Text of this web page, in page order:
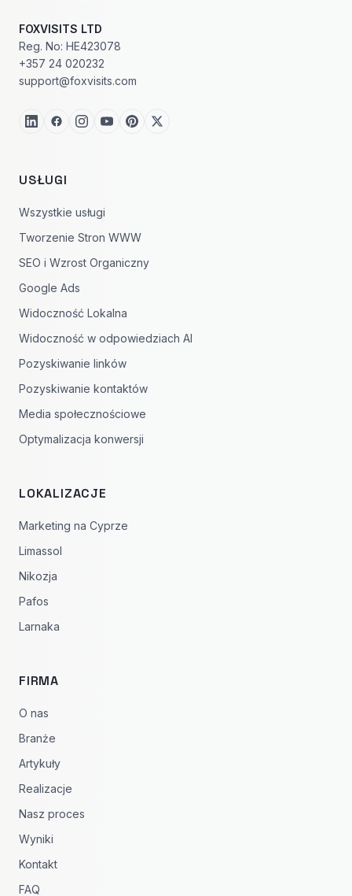
FOXVISITS LTD
Reg. No: HE423078
+357 24 020232
support@foxvisits.com
USŁUGI
Wszystkie usługi
Tworzenie Stron WWW
SEO i Wzrost Organiczny
Google Ads
Widoczność Lokalna
Widoczność w odpowiedziach AI
Pozyskiwanie linków
Pozyskiwanie kontaktów
Media społecznościowe
Optymalizacja konwersji
LOKALIZACJE
Marketing na Cyprze
Limassol
Nikozja
Pafos
Larnaka
FIRMA
O nas
Branże
Artykuły
Realizacje
Nasz proces
Wyniki
Kontakt
FAQ